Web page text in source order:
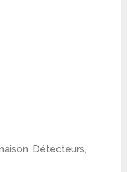
, Détecteurs,